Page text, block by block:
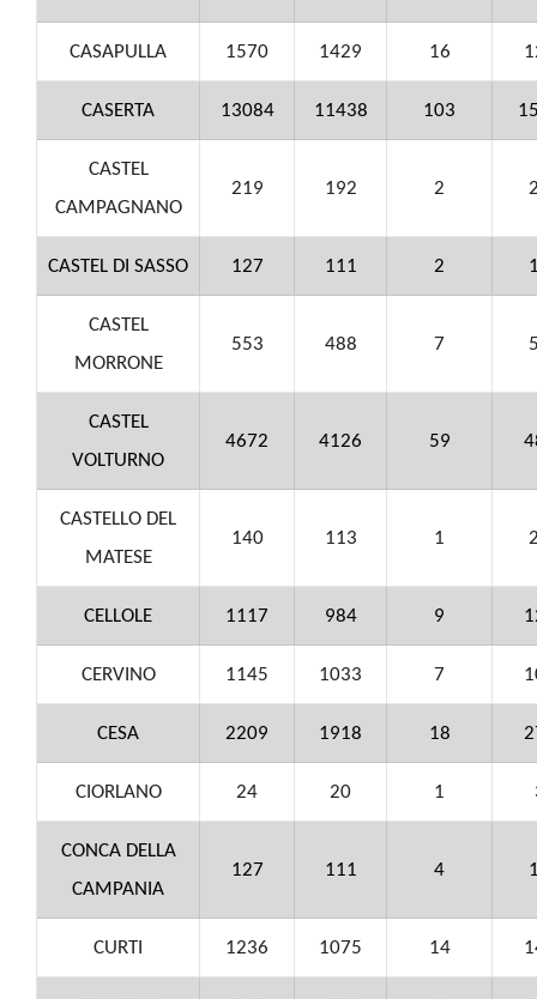
CASAPULLA 1570 1429 16
CASERTA 13084 11438 103
CASTEL
CAMPAGNANO
219 192 2
CASTEL DI SASSO 127 111 2
CASTEL
MORRONE
553 488 7
CASTEL
VOLTURNO
4672 4126 59
CASTELLO DEL
MATESE
140 113 1
CELLOLE 1117 984 9
CERVINO 1145 1033 7
CESA 2209 1918 18
CIORLANO 24 20 1
CONCA DELLA
CAMPANIA
127 111 4
CURTI 1236 1075 14